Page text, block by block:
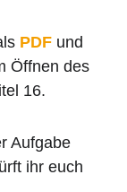
PDF und
Öffnen des
16.
Aufgabe
ihr euch